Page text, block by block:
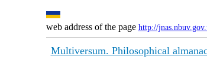
web address of the page http://
Multiversum. Philosophical